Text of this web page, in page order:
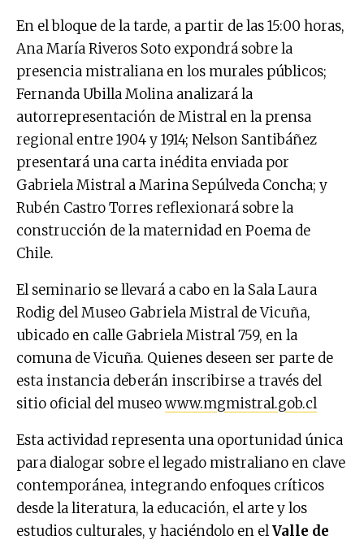
En el bloque de la tarde, a partir de las 15:00 horas,
Ana María Riveros Soto expondrá sobre la
presencia mistraliana en los murales públicos;
Fernanda Ubilla Molina analizará la
autorrepresentación de Mistral en la prensa
regional entre 1904 y 1914; Nelson Santibáñez
presentará una carta inédita enviada por
Gabriela Mistral a Marina Sepúlveda Concha; y
Rubén Castro Torres reflexionará sobre la
construcción de la maternidad en Poema de
Chile.
El seminario se llevará a cabo en la Sala Laura
Rodig del Museo Gabriela Mistral de Vicuña,
ubicado en calle Gabriela Mistral 759, en la
comuna de Vicuña. Quienes deseen ser parte de
esta instancia deberán inscribirse a través del
sitio oficial del museowww.mgmistral.gob.cl
Esta actividad representa una oportunidad única
para dialogar sobre el legado mistraliano en clave
contemporánea, integrando enfoques críticos
desde la literatura, la educación, el arte y los
estudios culturales, y haciéndolo en elValle de